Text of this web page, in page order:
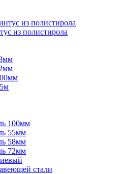
из полистирола
100мм
55мм
58мм
72мм
стали